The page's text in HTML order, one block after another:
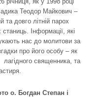
Теодор Майкович –
довго літній парох
Інформації, які
нас до молитови за
про його особу – як
священника, та
о. Богдан Степан і